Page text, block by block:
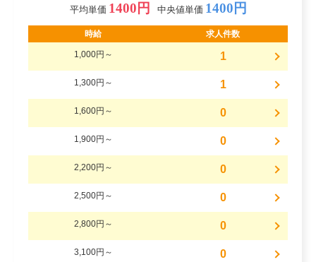
平均単価 1400円 中央値単価 1400円
時給 求人件数
1,000円～ 1
1,300円～ 1
1,600円～ 0
1,900円～ 0
2,200円～ 0
2,500円～ 0
2,800円～ 0
3,100円～ 0